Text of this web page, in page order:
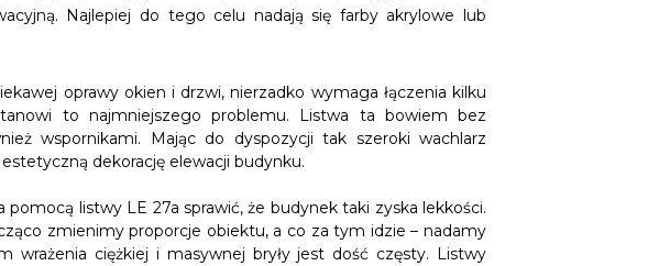
Najlepiej do tego celu nadają się farby akrylowe lub
oprawy okien i drzwi, nierzadko wymaga łączenia kilku
to najmniejszego problemu. Listwa ta bowiem bez
wspornikami. Mając do dyspozycji tak szeroki wachlarz
dekorację elewacji budynku.
listwy LE 27a sprawić, że budynek taki zyska lekkości.
zmienimy proporcje obiektu, a co za tym idzie – nadamy
wrażenia ciężkiej i masywnej bryły jest dość częsty. Listwy